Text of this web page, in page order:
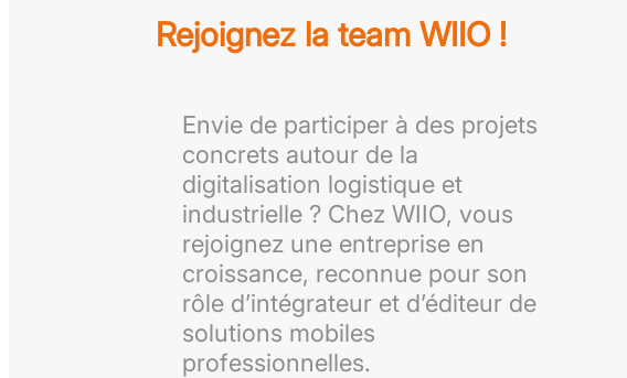
Rejoignez la team WIIO !
Envie de participer à des projets
concrets autour de la
digitalisation logistique et
industrielle ? Chez WIIO, vous
rejoignez une entreprise en
croissance, reconnue pour son
rôle d’intégrateur et d’éditeur de
solutions mobiles
professionnelles.